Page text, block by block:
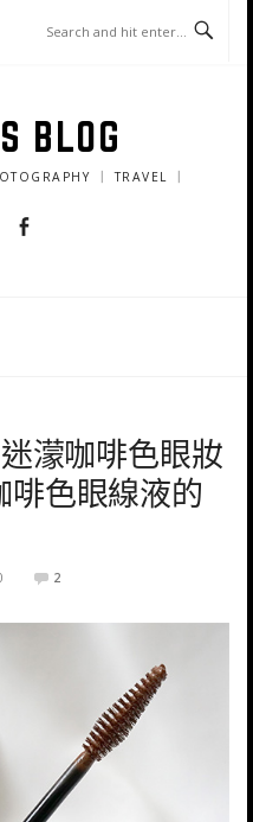
BLOG
｜ TRAVEL ｜
Instagram
濛咖啡色眼妝
啡色眼線液的
2